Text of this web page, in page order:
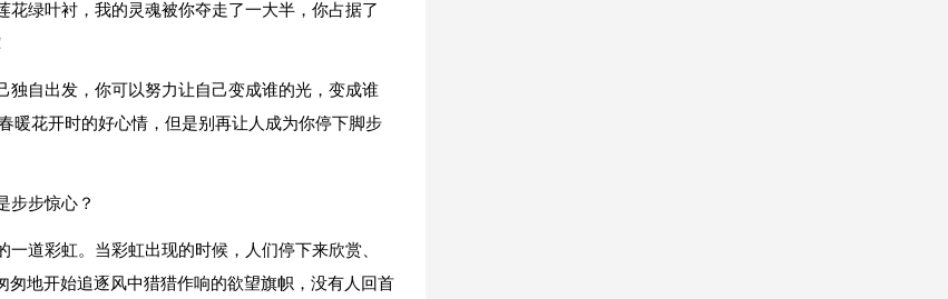
绿叶衬，我的灵魂被你夺走了一大半，你占据了
独自出发，你可以努力让自己变成谁的光，变成谁
暖花开时的好心情，但是别再让人成为你停下脚步
步步惊心？
道彩虹。当彩虹出现的时候，人们停下来欣赏、
地开始追逐风中猎猎作响的欲望旗帜，没有人回首